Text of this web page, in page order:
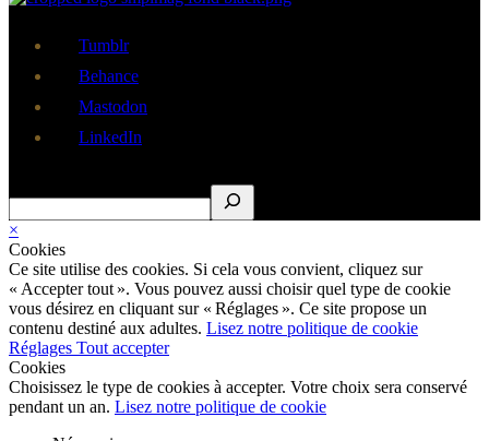
Tumblr
Behance
Mastodon
LinkedIn
×
Cookies
Ce site utilise des cookies. Si cela vous convient, cliquez sur
« Accepter tout ». Vous pouvez aussi choisir quel type de cookie
vous désirez en cliquant sur « Réglages ». Ce site propose un
contenu destiné aux adultes. Lisez notre politique de cookie
Réglages Tout accepter
Cookies
Choisissez le type de cookies à accepter. Votre choix sera conservé
pendant un an. Lisez notre politique de cookie